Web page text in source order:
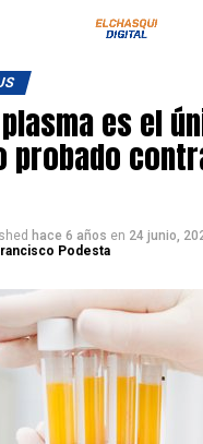
es el
probado
hace 6 años en 24 junio,
Podesta